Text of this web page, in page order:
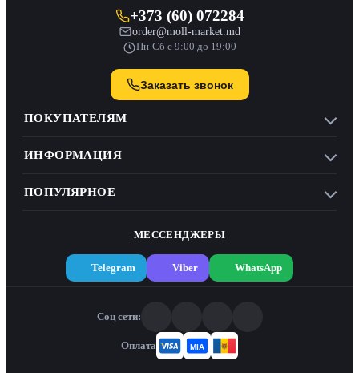
+373 (60) 072284
order@moll-market.md
Пн-Сб с 9:00 до 19:00
Заказать звонок
ПОКУПАТЕЛЯМ
ИНФОРМАЦИЯ
ПОПУЛЯРНОЕ
МЕССЕНДЖЕРЫ
Telegram Viber WhatsApp
Соц сети:
Оплата